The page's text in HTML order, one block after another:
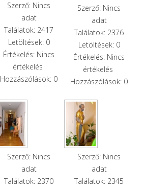
Szerző: Nincs
adat
Találatok: 2417
Letöltések: 0
Értékelés: Nincs
értékelés
Hozzászólások: 0
Szerző: Nincs
adat
Találatok: 2376
Letöltések: 0
Értékelés: Nincs
értékelés
Hozzászólások: 0
Szerző: Nincs
adat
Találatok: 2370
Szerző: Nincs
adat
Találatok: 2345